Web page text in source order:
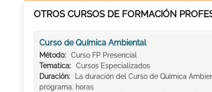
OTROS CURSOS DE FORMACIÓN
Curso de Química Ambiental
Método:
Curso FP Presencial
Tematica:
Cursos Especializados
Duración:
La duración del Curso de Química
programa. horas